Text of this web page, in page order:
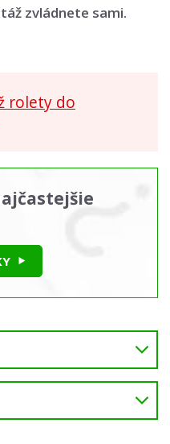
zvládnete sami.
rolety do